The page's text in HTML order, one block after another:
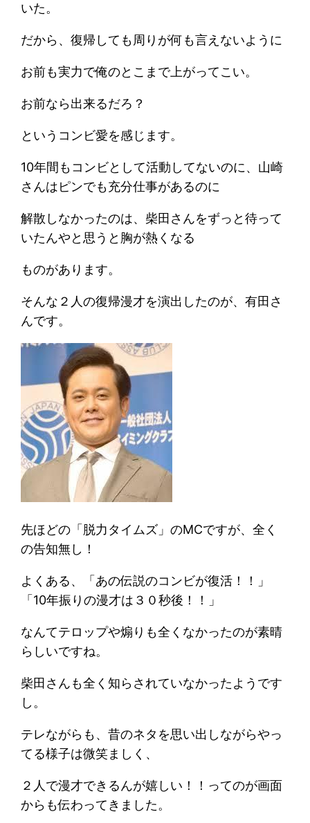
いた。
だから、復帰しても周りが何も言えないように
お前も実力で俺のとこまで上がってこい。
お前なら出来るだろ？
というコンビ愛を感じます。
10年間もコンビとして活動してないのに、山崎
さんはピンでも充分仕事があるのに
解散しなかったのは、柴田さんをずっと待って
いたんやと思うと胸が熱くなる
ものがあります。
そんな２人の復帰漫才を演出したのが、有田さ
んです。
先ほどの「脱力タイムズ」のMCですが、全く
の告知無し！
よくある、「あの伝説のコンビが復活！！」
「10年振りの漫才は３０秒後！！」
なんてテロップや煽りも全くなかったのが素晴
らしいですね。
柴田さんも全く知らされていなかったようです
し。
テレながらも、昔のネタを思い出しながらやっ
てる様子は微笑ましく、
２人で漫才できるんが嬉しい！！ってのが画面
からも伝わってきました。